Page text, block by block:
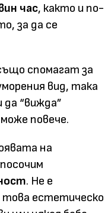
час, както и по-
за да се
спомагат за
вид, така
“вижда”
повече.
на
. Не е
това естетическо